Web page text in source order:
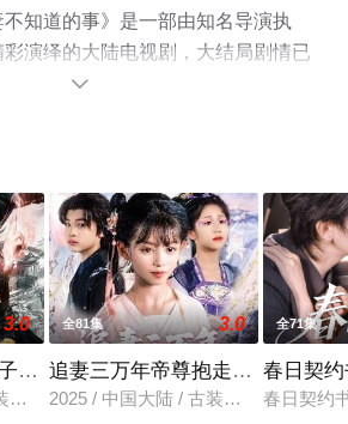
知道的事》是一部由知名导演执
演绎的大陆电视剧，大结局剧情已
机免费观看高清无删减完整版电视剧
视剧、电视猫或剧情网等平台了

3.0
执剑开天门
侠
全81集 3.0
追妻三万年帝尊抱走天道亲闺女
2025 / 中国大陆 / 古装仙侠
全71集
春日契
春日契约